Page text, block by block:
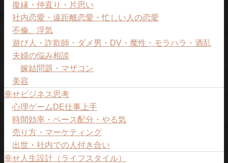
復縁・仲直り・片思い
社内恋愛・遠距離恋愛・忙しい人の恋愛
不倫、浮気
遊び人・詐欺師・ダメ男・DV・魔性・モラハラ・酒乱
夫婦の悩み相談
嫁姑問題・マザコン
美容
幸せビジネス思考
心理ゲームDE仕事上手
時間効率・ペース配分・やる気
売り方・マーケティング
出世・社内での人付き合い
幸せ人生設計（ライフスタイル）